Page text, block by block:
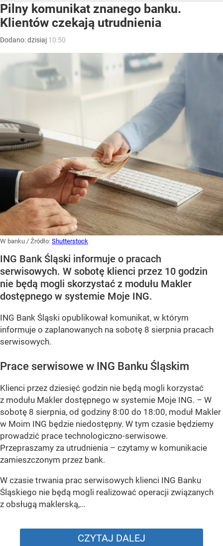
Pilny komunikat znanego banku.
Klientów czekają utrudnienia
Dodano:dzisiaj 10:50
W banku / Źródło: Shutterstock
ING Bank Śląski informuje o pracach
serwisowych. W sobotę klienci przez 10 godzin
nie będą mogli skorzystać z modułu Makler
dostępnego w systemie Moje ING.
ING Bank Śląski opublikował komunikat, w którym
informuje o zaplanowanych na sobotę 8 sierpnia pracach
serwisowych.
Prace serwisowe w ING Banku Śląskim
Klienci przez dziesięć godzin nie będą mogli korzystać
z modułu Makler dostępnego w systemie Moje ING. – W
sobotę 8 sierpnia, od godziny 8:00 do 18:00, moduł Makler
w Moim ING będzie niedostępny. W tym czasie będziemy
prowadzić prace technologiczno-serwisowe.
Przepraszamy za utrudnienia – czytamy w komunikacie
zamieszczonym przez bank.
W czasie trwania prac serwisowych klienci ING Banku
Śląskiego nie będą mogli realizować operacji związanych
z obsługą maklerską,...
CZYTAJ DALEJ